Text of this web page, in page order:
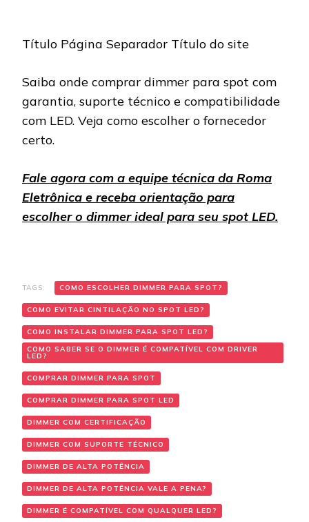
Título Página Separador Título do site
Saiba onde comprar dimmer para spot com
garantia, suporte técnico e compatibilidade
com LED. Veja como escolher o fornecedor
certo.
Fale agora com a equipe técnica da Roma
Eletrônica e receba orientação para
escolher o dimmer ideal para seu spot LED.
TAGS: COMO ESCOLHER DIMMER PARA SPOT?
COMO EVITAR CINTILAÇÃO NO SPOT LED?
COMO INSTALAR DIMMER PARA SPOT LED?
COMO SABER SE O DIMMER É COMPATÍVEL COM DRIVER
LED?
COMPRAR DIMMER PARA SPOT
COMPRAR DIMMER PARA SPOT LED
DIMMER COM CERTIFICAÇÃO
DIMMER COM SUPORTE TÉCNICO
DIMMER DE ALTA POTÊNCIA
DIMMER DE ALTA POTÊNCIA VALE A PENA?
DIMMER É COMPATÍVEL COM QUALQUER LED?